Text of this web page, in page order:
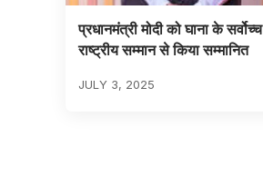
प्रधानमंत्री मोदी को घाना के सर्वोच्च
राष्ट्रीय सम्मान से किया सम्मानित
JULY 3, 2025